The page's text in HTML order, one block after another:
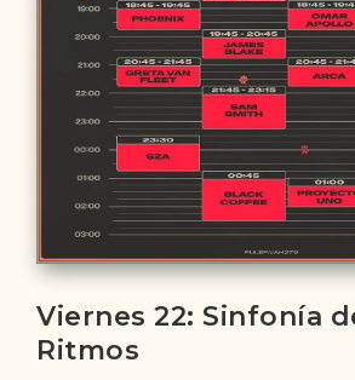
Viernes 22: Sinfonía
Ritmos